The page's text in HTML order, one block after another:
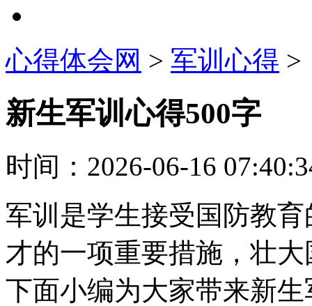
心得体会网 > 军训心得 >
新生军训心得500字
时间： 2026-06-16
军训是学生接受国防教
才的一项重要措施，壮
下面小编为大家带来新